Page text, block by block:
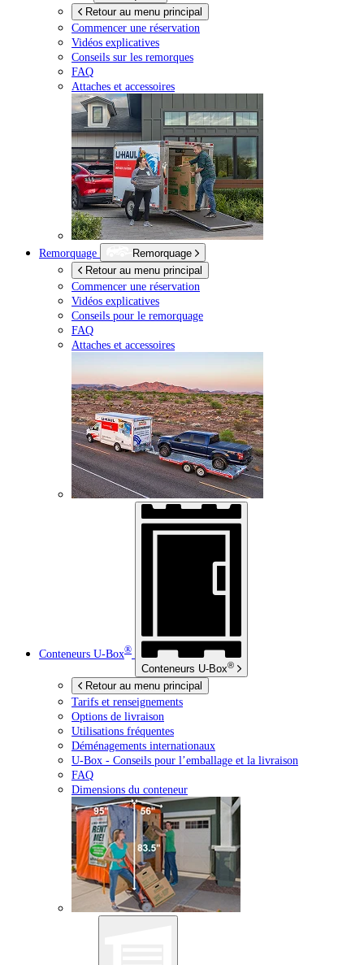
Retour au menu principal
Commencer une réservation
Vidéos explicatives
Conseils sur les remorques
FAQ
Attaches et accessoires
Remorquage
Remorquage
Retour au menu principal
Commencer une réservation
Vidéos explicatives
Conseils pour le remorquage
FAQ
Attaches et accessoires
Conteneurs U-Box®
Conteneurs U-Box®
Retour au menu principal
Tarifs et renseignements
Options de livraison
Utilisations fréquentes
Déménagements internationaux
U-Box - Conseils pour l’emballage et la livraison
FAQ
Dimensions du conteneur